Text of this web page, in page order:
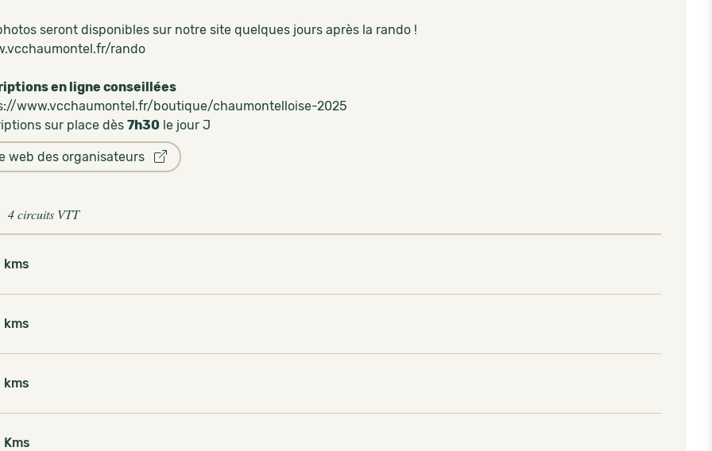
seront disponibles sur notre site quelques jours après la rando !
rando
en ligne conseillées
www.vcchaumontel.fr/boutique/chaumontelloise-2025
sur place dès 7h30 le jour J
web des organisateurs
4 circuits VTT
kms
kms
kms